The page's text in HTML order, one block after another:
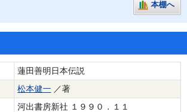
本棚へ
蓮田善明日本伝説
松本健一 ／著
河出書房新社 １９９０．１１